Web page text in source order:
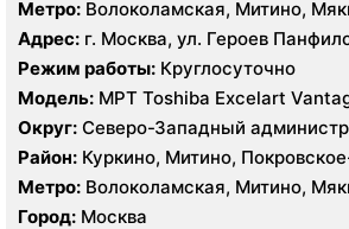
Метро: Волоколамская, Митино,
Пятницкое шоссе, Спартак,
Тушинская, Щукинская
Адрес: г. Москва, ул. Героев
Режим работы: Круглосуточно
Модель: МРТ Toshiba Excelart
AQUILION RXL 16 срезов
Округ: Северо-Западный
Район: Куркино, Митино,
Северное Тушино, Строгино,
Метро: Волоколамская, Митино,
Пятницкое шоссе, Спартак,
Город: Москва